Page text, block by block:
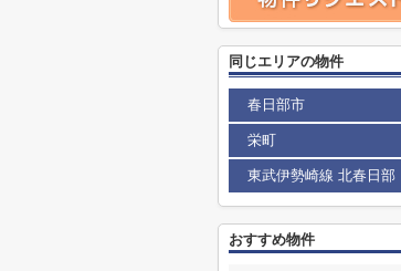
同じエリアの物件
春日部市
栄町
東武伊勢崎線 北春日部
おすすめ物件